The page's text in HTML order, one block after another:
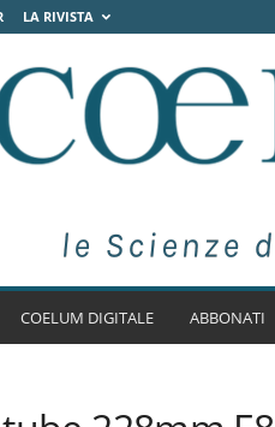
LA RIVISTA
COELUM DIGITALE ABBONATI